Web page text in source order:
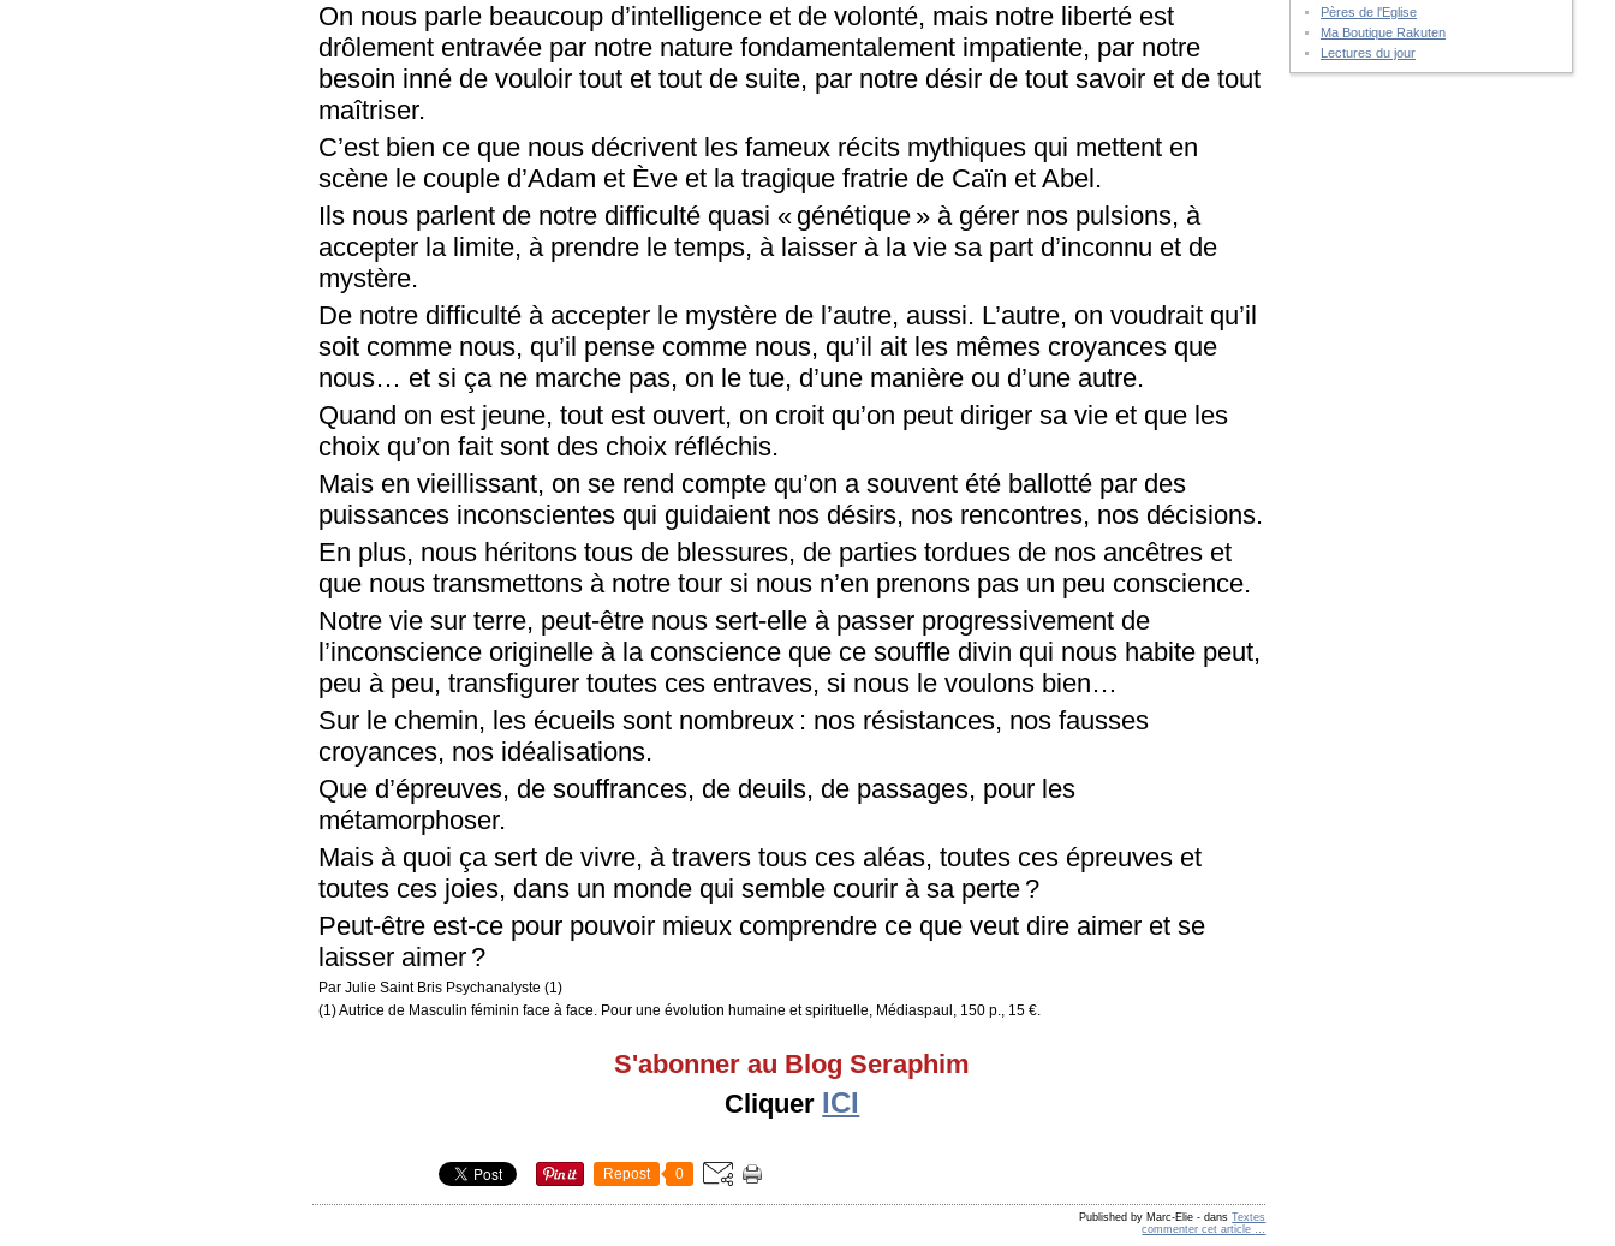
On nous parle beaucoup d’intelligence et de volonté, mais notre liberté est
drôlement entravée par notre nature fondamentalement impatiente, par notre
besoin inné de vouloir tout et tout de suite, par notre désir de tout savoir et de tout
maîtriser.
C’est bien ce que nous ­décrivent les fameux récits ­mythiques qui mettent en
scène le couple d’Adam et Ève et la ­tragique fratrie de Caïn et Abel.
Ils nous parlent de notre difficulté quasi « génétique » à gérer nos pulsions, à
accepter la limite, à prendre le temps, à laisser à la vie sa part d’inconnu et de
mystère.
De notre difficulté à accepter le mystère de l’autre, aussi. L’autre, on voudrait qu’il
soit comme nous, qu’il pense comme nous, qu’il ait les mêmes croyances que
nous… et si ça ne marche pas, on le tue, d’une manière ou d’une autre.
Quand on est jeune, tout est ouvert, on croit qu’on peut ­diriger sa vie et que les
choix qu’on fait sont des choix réfléchis.
Mais en vieillissant, on se rend compte qu’on a souvent été ballotté par des
puissances inconscientes qui guidaient nos désirs, nos rencontres, nos ­décisions.
En plus, nous ­héritons tous de blessures, de parties tordues de nos ancêtres et
que nous transmettons à notre tour si nous n’en prenons pas un peu conscience.
Notre vie sur terre, peut-être nous sert-elle à passer progressivement de
l’inconscience originelle à la conscience que ce souffle divin qui nous habite peut,
peu à peu, transfigurer toutes ces entraves, si nous le voulons bien…
Sur le chemin, les écueils sont nombreux : nos résistances, nos fausses
croyances, nos idéalisations.
Que d’épreuves, de souffrances, de deuils, de passages, pour les
métamorphoser.
Mais à quoi ça sert de vivre, à travers tous ces aléas, toutes ces épreuves et
toutes ces joies, dans un monde qui semble courir à sa perte ?
Peut-être est-ce pour pouvoir mieux comprendre ce que veut dire aimer et se
laisser aimer ?
Par Julie Saint Bris Psychanalyste (1)
(1) Autrice de Masculin féminin face à face. Pour une évolution humaine et spirituelle, Médiaspaul, 150 p., 15 €.
S'abonner au Blog Seraphim
Cliquer ICI
Repost 0
Published by Marc-Elie - dansTextes
commenter cet article …
Pères de l'Eglise
Ma Boutique Rakuten
Lectures du jour